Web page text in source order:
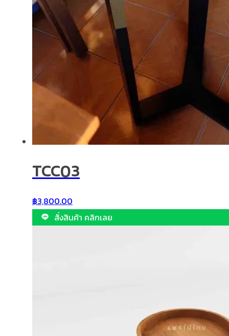
TCC03
฿3,800.00
สั่งสินค้า คลิกเลย